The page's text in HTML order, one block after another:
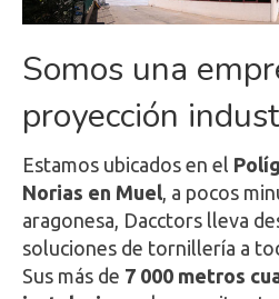
Somos una
proyección
Estamos ubicados en el
Norias en Muel, a pocos
aragonesa, Dacctors lleva
soluciones de tornillería a
Sus más de 7 000 metros